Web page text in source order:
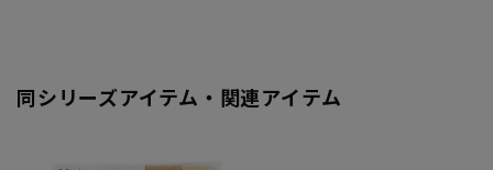
同シリーズアイテム・関連アイテム